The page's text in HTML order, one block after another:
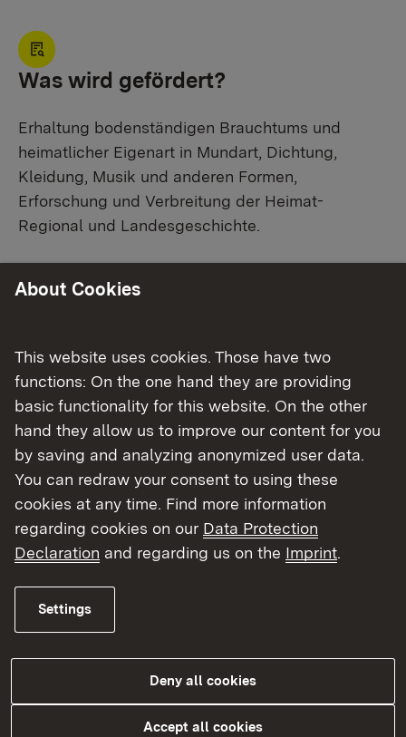
Was wird gefördert?
Erhaltung bodenständigen Brauchtums und
heimatlicher Eigenart in Mundart, Dichtung,
Kleidung, Musik und anderen Formen,
Erforschung und Verbreitung der Heimat-
Regional und Landesgeschichte.
Heimatlichen Gedanken und Brauchtum
bewahren und fördern.
Heimatgeschichte, Heimatkunde und
Landesgeschichte darstellen und verbreiten.
Wer kann einen Antrag stellen?
Ehrenamtlich tätige Vereinigungen, die sich
überwiegend der baden-württembergischen
widmen, sowie schulische Gruppen.
About Cookies
This website uses cookies. Those have two
functions: On the one hand they are providing
basic functionality for this website. On the other
hand they allow us to improve our content for you
by saving and analyzing anonymized user data.
You can redraw your consent to using these
cookies at any time. Find more information
regarding cookies on our Data Protection
Declaration and regarding us on the Imprint.
Settings
Deny all cookies
Accept all cookies